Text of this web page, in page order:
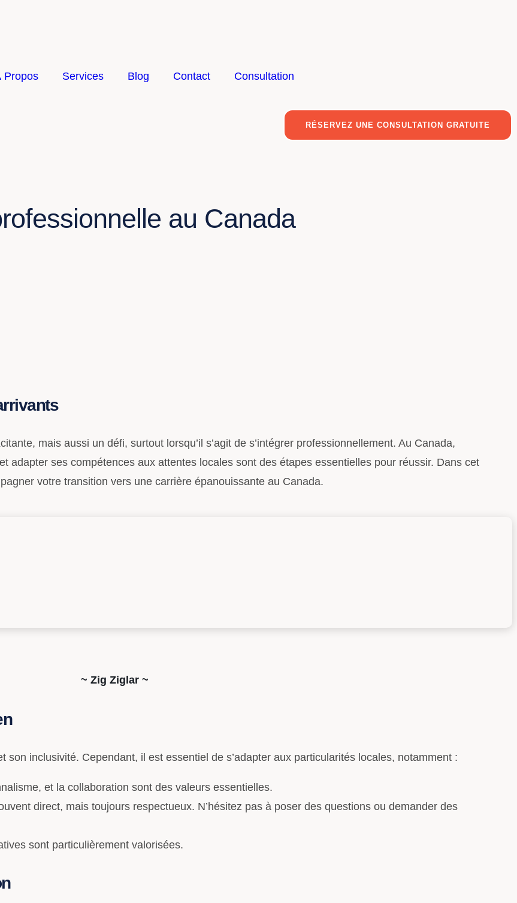
Propos Services Blog Contact Consultation
RÉSERVEZ UNE CONSULTATION GRATUITE
au Canada
mais aussi un défi, surtout lorsqu’il s’agit de s’intégrer professionnellement. Au Canada,
adapter ses compétences aux attentes locales sont des étapes essentielles pour réussir. Dans cet
votre transition vers une carrière épanouissante au Canada.
~ Zig Ziglar ~
inclusivité. Cependant, il est essentiel de s’adapter aux particularités locales, notamment :
et la collaboration sont des valeurs essentielles.
direct, mais toujours respectueux. N’hésitez pas à poser des questions ou demander des
sont particulièrement valorisées.